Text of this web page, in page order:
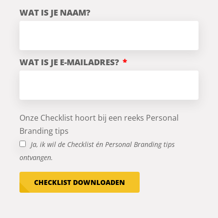
WAT IS JE NAAM?
WAT IS JE E-MAILADRES?
Onze Checklist hoort bij een reeks Personal
Branding tips
Ja, ik wil de Checklist én Personal Branding tips
ontvangen.
CHECKLIST DOWNLOADEN